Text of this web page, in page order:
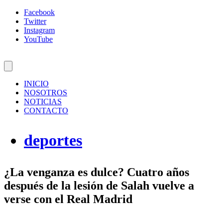
Facebook
Twitter
Instagram
YouTube
INICIO
NOSOTROS
NOTICIAS
CONTACTO
deportes
¿La venganza es dulce? Cuatro años
después de la lesión de Salah vuelve a
verse con el Real Madrid